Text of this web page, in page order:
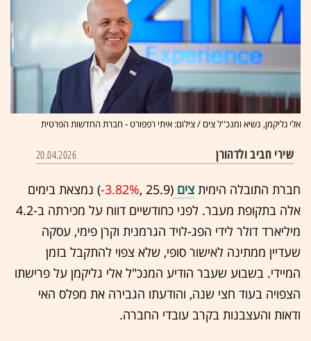
אלי גליקמן, נשיא ומנכ''ל צים / צילום: איתי רפפורט - חברת החדשות הפרטית
שירי חביב ולדהורן 20.04.2026
חברת התובלה הימית צים (25.9 ,‎
-3.82%‏) נמצאת בימים
אלה בתקופת מעבר. לפני כחודשיים דווח על מכירתה ב-4.2
מיליארד דולר לידי הפג-לויד הגרמנית וקרן פימי, עסקה
שעדיין ממתינה לאישור סופי, שלא צפוי להתקבל בזמן
המיידי. בשבוע שעבר הודיע המנכ"ל אלי גליקמן על פרישתו
הצפויה בעוד חצי שנה, והודעתו הגבירה את מפלס האי
ודאות והעצבנות בקרב עובדי החברה.